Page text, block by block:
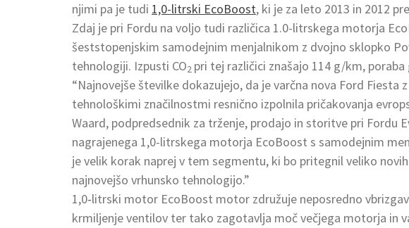
njimi pa je tudi 1,0-litrski EcoBoost, ki je za leto 2013 in 2012
Zdaj je pri Fordu na voljo tudi različica 1.0-litrskega motorja
šeststopenjskim samodejnim menjalnikom z dvojno sklopko
tehnologiji. Izpusti CO2 pri tej različici znašajo 114 g/km, poraba
“Najnovejše številke dokazujejo, da je varčna nova Ford Fiesta
tehnološkimi značilnostmi resnično izpolnila pričakovanja
Waard, podpredsednik za trženje, prodajo in storitve pri Fordu
nagrajenega 1,0-litrskega motorja EcoBoost s samodejnim
je velik korak naprej v tem segmentu, ki bo pritegnil veliko
najnovejšo vrhunsko tehnologijo.”
1,0‑litrski motor EcoBoost motor združuje neposredno
krmiljenje ventilov ter tako zagotavlja moč večjega motorja in